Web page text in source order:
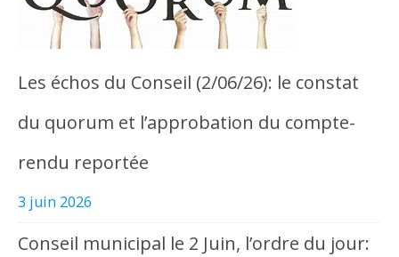
Les échos du Conseil (2/06/26): le constat
du quorum et l’approbation du compte-
rendu reportée
3 juin 2026
Conseil municipal le 2 Juin, l’ordre du jour: